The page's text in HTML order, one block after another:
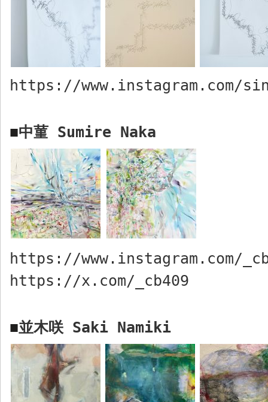
https://www.instagram.com/
■中菫 Sumire Naka
https://www.instagram.com/
https://x.com/_cb409
■並木咲 Saki Namiki